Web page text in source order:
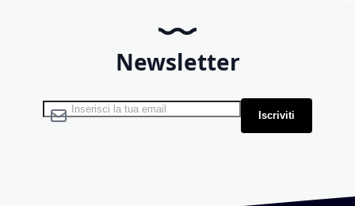
Newsletter
Iscriviti alla nostra Newsletter: Iscriviti